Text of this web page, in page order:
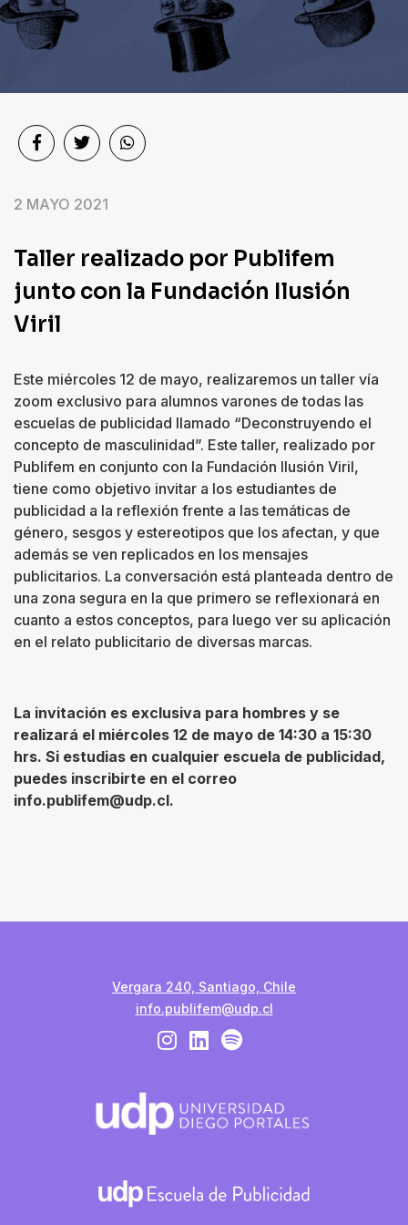
Sociedad
Quiénes
2 MAYO 2021
Taller realizado por Publifem
junto con la Fundación Ilusión
Viril
Este miércoles 12 de mayo, realizaremos un taller vía
zoom exclusivo para alumnos varones de todas las
escuelas de publicidad llamado “Deconstruyendo el
concepto de masculinidad”. Este taller, realizado por
Publifem en conjunto con la Fundación Ilusión Viril,
tiene como objetivo invitar a los estudiantes de
publicidad a la reflexión frente a las temáticas de
género, sesgos y estereotipos que los afectan, y que
además se ven replicados en los mensajes
publicitarios. La conversación está planteada dentro de
una zona segura en la que primero se reflexionará en
cuanto a estos conceptos, para luego ver su aplicación
en el relato publicitario de diversas marcas.
La invitación es exclusiva para hombres y se
realizará el miércoles 12 de mayo de 14:30 a 15:30
hrs. Si estudias en cualquier escuela de publicidad,
puedes inscribirte en el correo
info.publifem@udp.cl.
Vergara 240, Santiago, Chile
info.publifem@udp.cl